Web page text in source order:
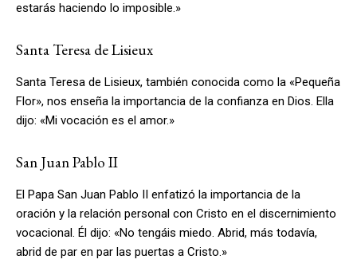
estarás haciendo lo imposible.»
Santa Teresa de Lisieux
Santa Teresa de Lisieux, también conocida como la «Pequeña
Flor», nos enseña la importancia de la confianza en Dios. Ella
dijo: «Mi vocación es el amor.»
San Juan Pablo II
El Papa San Juan Pablo II enfatizó la importancia de la
oración y la relación personal con Cristo en el discernimiento
vocacional. Él dijo: «No tengáis miedo. Abrid, más todavía,
abrid de par en par las puertas a Cristo.»